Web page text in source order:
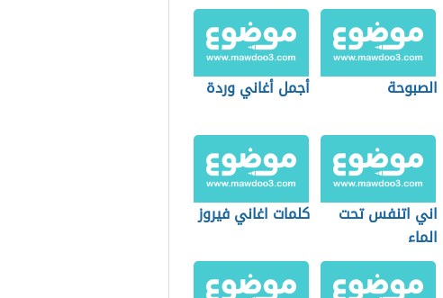
الصبوحة أجمل أغاني وردة
اني اتنفس تحت
الماء
كلمات اغاني فيروز